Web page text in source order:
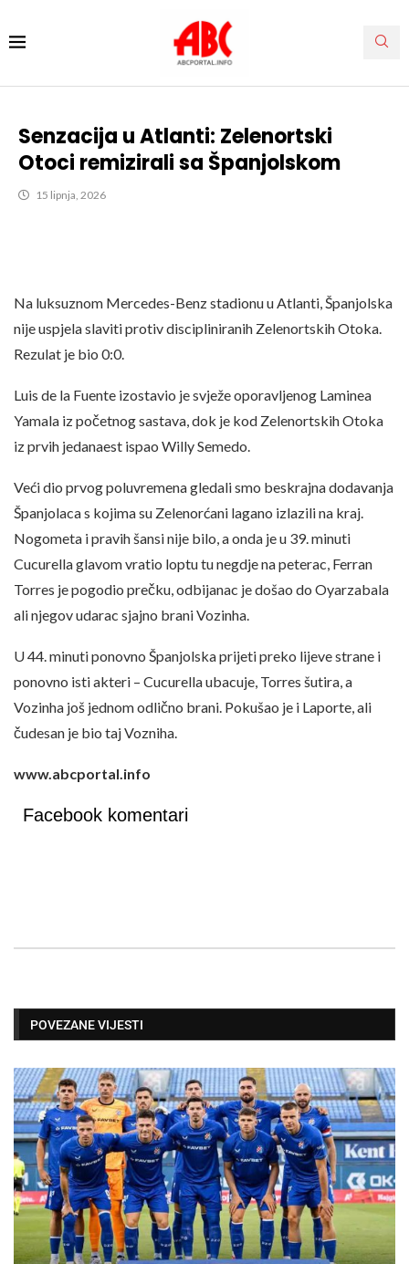
Senzacija u Atlanti: Zelenortski
Otoci remizirali sa Španjolskom
15 lipnja, 2026
Na luksuznom Mercedes-Benz stadionu u Atlanti, Španjolska
nije uspjela slaviti protiv discipliniranih Zelenortskih Otoka.
Rezulat je bio 0:0.
Luis de la Fuente izostavio je svježe oporavljenog Laminea
Yamala iz početnog sastava, dok je kod Zelenortskih Otoka
iz prvih jedanaest ispao Willy Semedo.
Veći dio prvog poluvremena gledali smo beskrajna dodavanja
Španjolaca s kojima su Zelenorćani lagano izlazili na kraj.
Nogometa i pravih šansi nije bilo, a onda je u 39. minuti
Cucurella glavom vratio loptu tu negdje na peterac, Ferran
Torres je pogodio prečku, odbijanac je došao do Oyarzabala
ali njegov udarac sjajno brani Vozinha.
U 44. minuti ponovno Španjolska prijeti preko lijeve strane i
ponovno isti akteri – Cucurella ubacuje, Torres šutira, a
Vozinha još jednom odlično brani. Pokušao je i Laporte, ali
čudesan je bio taj Vozniha.
www.abcportal.info
Facebook komentari
POVEZANE VIJESTI